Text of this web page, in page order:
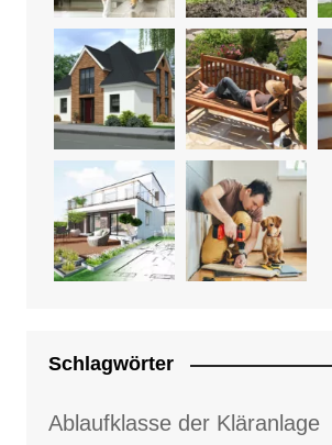
Schlagwörter
Ablaufklasse der Kläranlage